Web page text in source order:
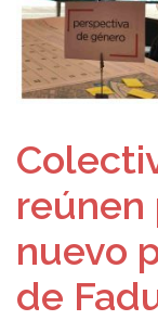
reúnen
nuevo
de